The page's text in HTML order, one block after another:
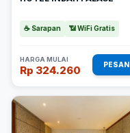
☕ Sarapan 📶 WiFi Gratis
HARGA MULAI
Rp 324.260 PESAN